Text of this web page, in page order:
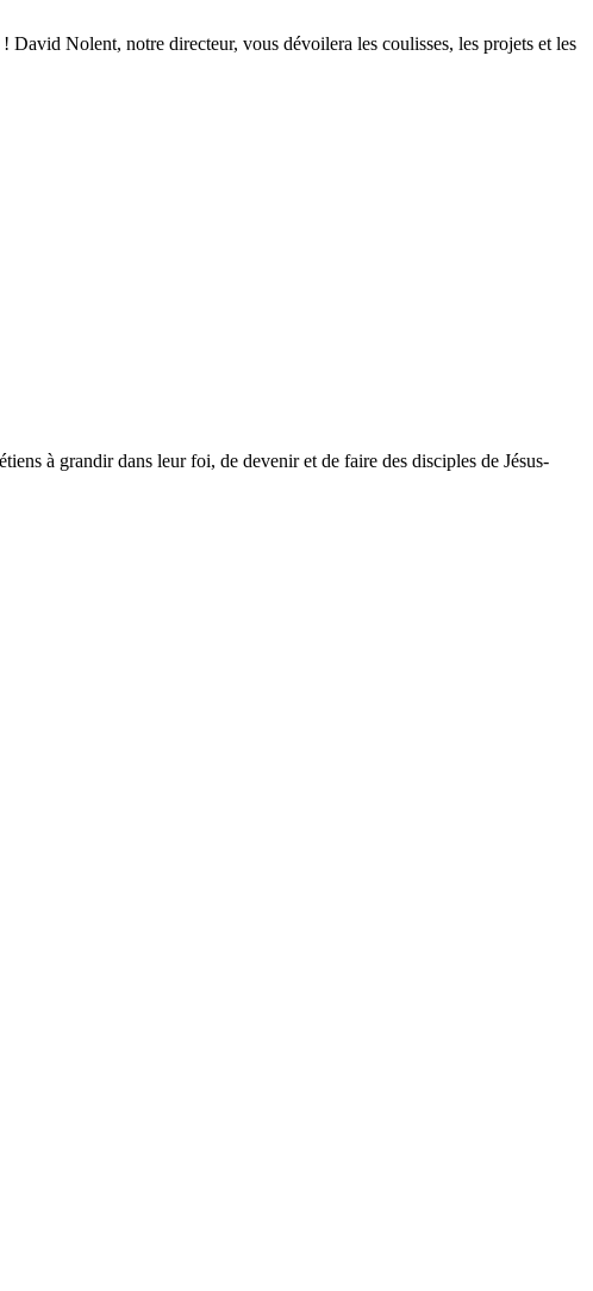
Nolent, notre directeur, vous dévoilera les coulisses, les projets et les
à grandir dans leur foi, de devenir et de faire des disciples de Jésus-